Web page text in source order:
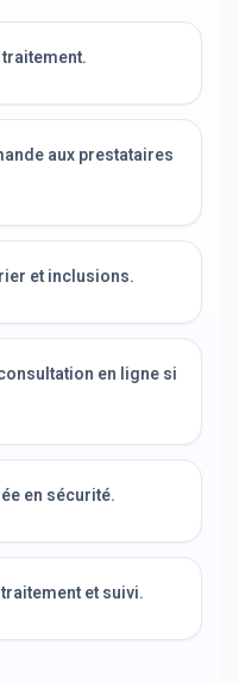
aux prestataires
et inclusions.
en ligne si
en sécurité.
et suivi.